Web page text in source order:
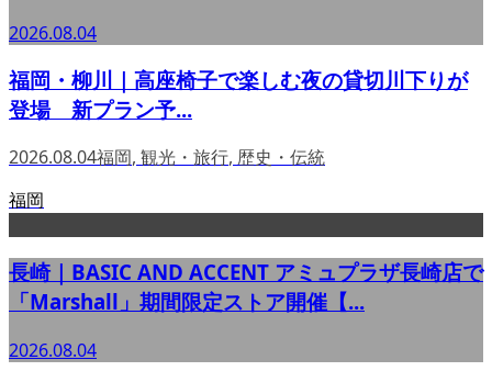
2026.08.04
福岡・柳川｜高座椅子で楽しむ夜の貸切川下りが
登場 新プラン予...
2026.08.04福岡, 観光・旅行, 歴史・伝統
福岡
長崎｜BASIC AND ACCENT アミュプラザ長崎店で
「Marshall」期間限定ストア開催【...
2026.08.04